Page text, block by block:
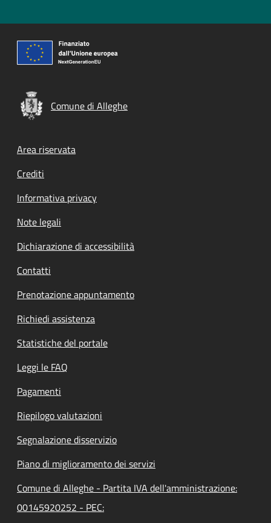
Comune di Alleghe
Footer menu
Area riservata
Crediti
Informativa privacy
Note legali
Dichiarazione di accessibilità
Contatti
Prenotazione appuntamento
Richiedi assistenza
Statistiche del portale
Leggi le FAQ
Pagamenti
Riepilogo valutazioni
Segnalazione disservizio
Piano di miglioramento dei servizi
Comune di Alleghe - Partita IVA dell'amministrazione:
00145920252 - PEC: